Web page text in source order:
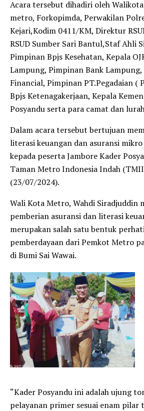
Acara tersebut dihadiri oleh
metro, Forkopimda, Perwakilan
Kejari,Kodim 0411/KM, Direktur
RSUD Sumber Sari Bantul,Staf Ahli
Pimpinan Bpjs Kesehatan, Kepala
Lampung, Pimpinan Bank
Financial, Pimpinan PT.Pegadaian (
Bpjs Ketenagakerjaan, Kepala
Posyandu serta para camat dan
Dalam acara tersebut bertujuan
literasi keuangan dan asuransi
kepada peserta Jambore Kader
Taman Metro Indonesia Indah
(23/07/2024).
Wali Kota Metro, Wahdi Siradjuddin
pemberian asuransi dan literasi
merupakan salah satu bentuk
pemberdayaan dari Pemkot Metro
di Bumi Sai Wawai.
“Kader Posyandu ini adalah ujung
pelayanan primer sesuai enam pilar